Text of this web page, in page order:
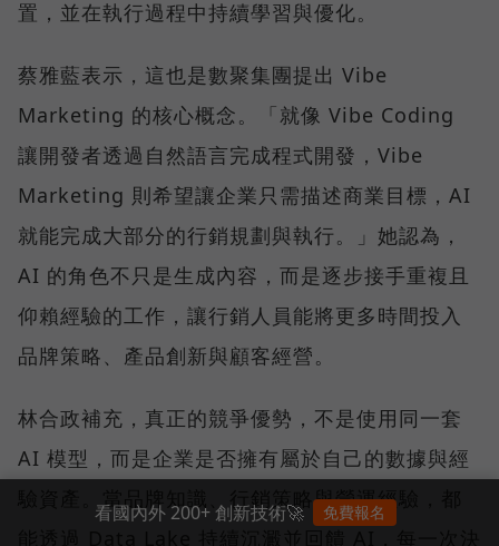
置，並在執行過程中持續學習與優化。
蔡雅藍表示，這也是數聚集團提出 Vibe
Marketing 的核心概念。「就像 Vibe Coding
讓開發者透過自然語言完成程式開發，Vibe
Marketing 則希望讓企業只需描述商業目標，AI
就能完成大部分的行銷規劃與執行。」她認為，
AI 的角色不只是生成內容，而是逐步接手重複且
仰賴經驗的工作，讓行銷人員能將更多時間投入
品牌策略、產品創新與顧客經營。
林合政補充，真正的競爭優勢，不是使用同一套
AI 模型，而是企業是否擁有屬於自己的數據與經
驗資產。當品牌知識、行銷策略與營運經驗，都
看國內外 200+ 創新技術🚀 免費報名